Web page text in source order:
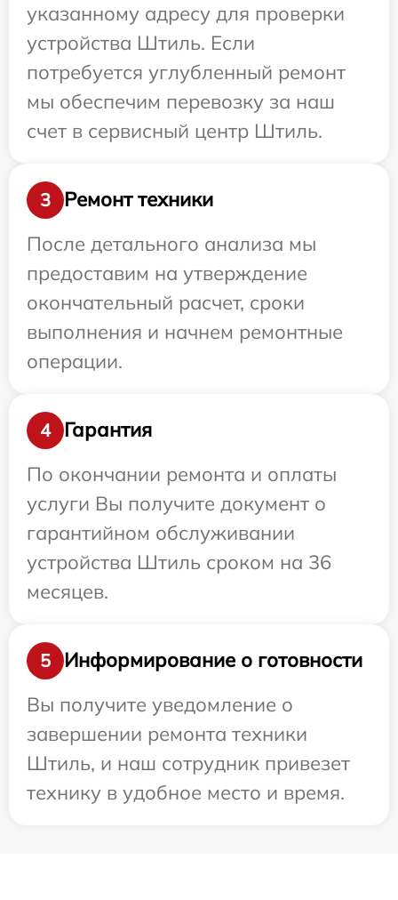
указанному адресу для проверки
устройства Штиль. Если
потребуется углубленный ремонт
мы обеспечим перевозку за наш
счет в сервисный центр Штиль.
3
Ремонт техники
После детального анализа мы
предоставим на утверждение
окончательный расчет, сроки
выполнения и начнем ремонтные
операции.
4
Гарантия
По окончании ремонта и оплаты
услуги Вы получите документ о
гарантийном обслуживании
устройства Штиль сроком на 36
месяцев.
5
Информирование о готовности
Вы получите уведомление о
завершении ремонта техники
Штиль, и наш сотрудник привезет
технику в удобное место и время.